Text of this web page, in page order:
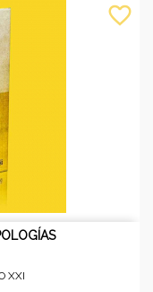
XXI
favorite_border